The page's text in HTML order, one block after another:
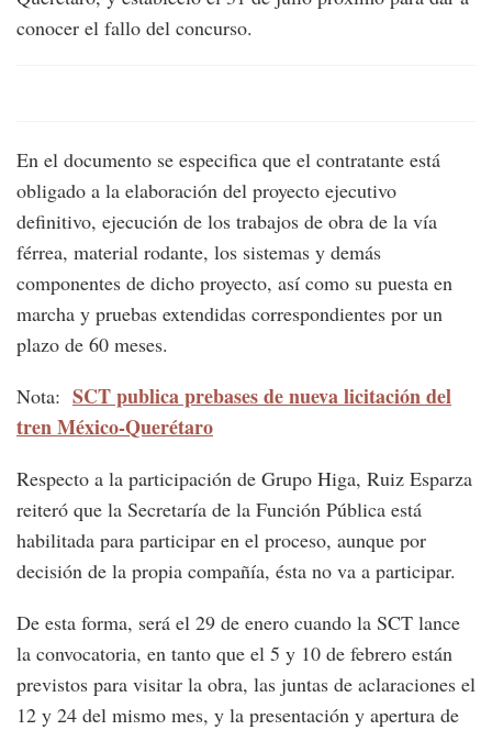
conocer el fallo del concurso.
En el documento se especifica que el contratante está
obligado a la elaboración del proyecto ejecutivo
definitivo, ejecución de los trabajos de obra de la vía
férrea, material rodante, los sistemas y demás
componentes de dicho proyecto, así como su puesta en
marcha y pruebas extendidas correspondientes por un
plazo de 60 meses.
Nota: SCT publica prebases de nueva licitación del
tren México-Querétaro
Respecto a la participación de Grupo Higa, Ruiz Esparza
reiteró que la Secretaría de la Función Pública está
habilitada para participar en el proceso, aunque por
decisión de la propia compañía, ésta no va a participar.
De esta forma, será el 29 de enero cuando la SCT lance
la convocatoria, en tanto que el 5 y 10 de febrero están
previstos para visitar la obra, las juntas de aclaraciones el
12 y 24 del mismo mes, y la presentación y apertura de